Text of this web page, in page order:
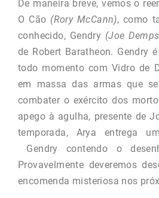
De maneira breve, vemos o
O Cão (Rory McCann), como
conhecido, Gendry (Joe
de Robert Baratheon. Gendry
todo momento com Vidro de
em massa das armas que
combater o exército dos
apego à agulha, presente de
temporada, Arya entrega
Gendry contendo o
Provavelmente deveremos
encomenda misteriosa nos